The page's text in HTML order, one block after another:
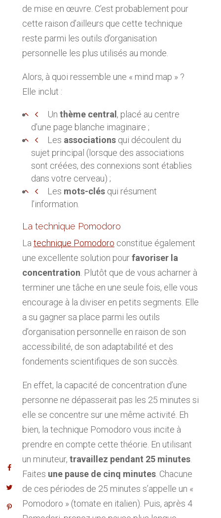
de mise en œuvre. C’est probablement pour
cette raison d’ailleurs que cette technique
reste parmi les outils d’organisation
personnelle les plus utilisés au monde.
Alors, à quoi ressemble une « mind map » ?
Elle inclut :
Un thème central , placé au centre
d’une page blanche imaginaire ;
Les associations qui découlent du
sujet principal (lorsque des associations
sont créées, des connexions sont établies
dans votre cerveau) ;
Les mots-clés qui résument
l’information.
La technique Pomodoro
La technique Pomodoro constitue également
une excellente solution pourfavoriser la
concentration. Plutôt que de vous acharner à
terminer une tâche en une seule fois, elle vous
encourage à la diviser en petits segments. Elle
a su gagner sa place parmi les outils
d’organisation personnelle en raison de son
accessibilité, de son adaptabilité et des
fondements scientifiques de son succès.
En effet, la capacité de concentration d’une
personne ne dépasserait pas les 25 minutes si
elle se concentre sur une même activité. Eh
bien, la technique Pomodoro vous incite à
prendre en compte cette théorie. En utilisant
un minuteur, travaillez pendant 25 minutes.
Faites une pause de cinq minutes. Chacune
de ces périodes de 25 minutes s’appelle un «
Pomodoro » (tomate en italien). Puis, après 4